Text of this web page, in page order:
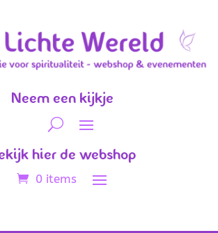
Neem een kijkje
hier de webshop
0 items